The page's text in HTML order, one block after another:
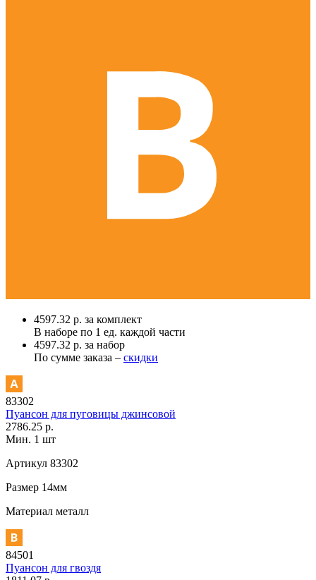
4597.32 р. за комплект
В наборе по 1 ед. каждой части
4597.32 р. за набор
По сумме заказа – скидки
83302
Пуансон для пуговицы джинсовой
2786.25 р.
Мин. 1 шт
Артикул 83302
Размер 14мм
Материал металл
84501
Пуансон для гвоздя